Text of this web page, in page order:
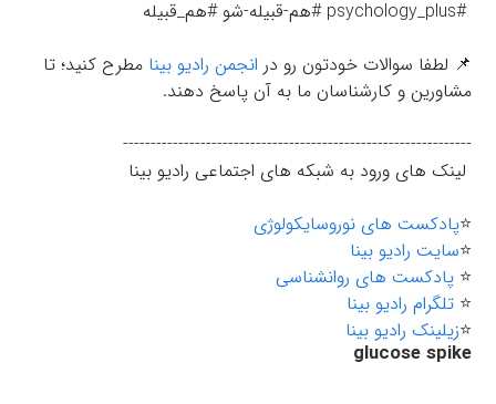
#psychology_plus #هم-قبیله-شو #هم_قبیله
📌 لطفا سوالات خودتون رو در انجمن رادیو بینا مطرح کنید؛ تا
مشاورین و کارشناسان ما به آن پاسخ دهند.
---------------------------------------------------------------
لینک های ورود به شبکه های اجتماعی رادیو بینا
⭐️پادکست های نوروسایکولوژی
⭐️سایت رادیو بینا
⭐️پادکست های روانشناسی
⭐️تلگرام رادیو بینا
⭐️زیلینک رادیو بینا
glucose spike